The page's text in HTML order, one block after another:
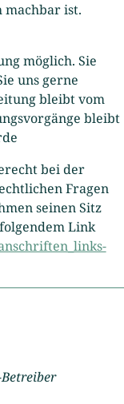
machbar ist.
möglich. Sie
uns gerne
bleibt vom
bleibt
bei der
Fragen
seinen Sitz
Link